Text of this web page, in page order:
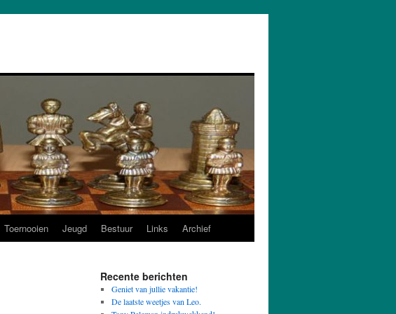
Toernooien Jeugd Bestuur Links Archief
Recente berichten
Geniet van jullie vakantie!
De laatste weetjes van Leo.